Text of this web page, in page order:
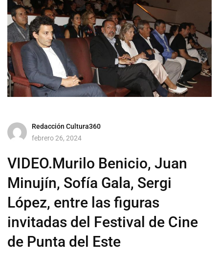
Redacción Cultura360
febrero 26, 2024
VIDEO.Murilo Benicio, Juan
Minujín, Sofía Gala, Sergi
López, entre las figuras
invitadas del Festival de Cine
de Punta del Este